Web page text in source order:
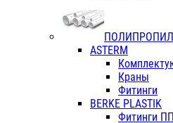
ASTERM
Краны
Фитинги
BERKE PLASTIK
Фитинги